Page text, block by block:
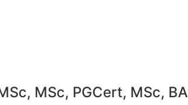
MSc, PGCert, MSc, BA